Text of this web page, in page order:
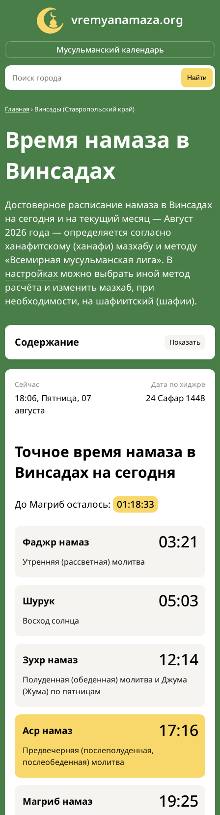
vremyanamaza.org
Мусульманский календарь
Найти
Главная› Винсады (Ставропольский край)
Время намаза в
Винсадах
Достоверное расписание намаза в Винсадах
на сегодня и на текущий месяц — Август
2026 года — определяется согласно
ханафитскому (ханафи) мазхабу и методу
«Всемирная мусульманская лига». В
настройках можно выбрать иной метод
расчёта и изменить мазхаб, при
необходимости, на шафиитский (шафии).
Содержание Показать
Время намаза на сегодня
Расписание на месяц
Время Сухура и Ифтара на сегодня
Календарь рамадана
Направление киблы
Сейчас
18:06, Пятница, 07
августа
Дата по хиджре
24 Сафар 1448
Точное время намаза в
Винсадах на сегодня
До Магриб осталось: 01:18:32
Фаджр намаз
Утренняя (рассветная) молитва
03:21
Шурук
Восход солнца
05:03
Зухр намаз
Полуденная (обеденная) молитва и Джума
(Жума) по пятницам
12:14
Аср намаз
Предвечерняя (послеполуденная,
послеобеденная) молитва
17:16
Магриб намаз 19:25